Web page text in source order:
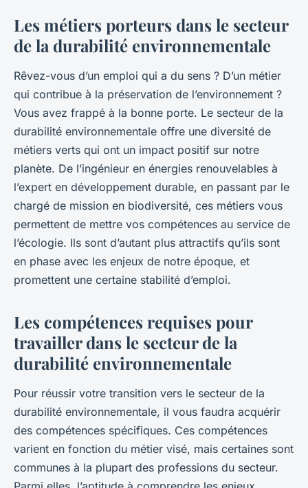
Les métiers porteurs dans le secteur
de la durabilité environnementale
Rêvez-vous d’un emploi qui a du sens ? D’un métier
qui contribue à la préservation de l’environnement ?
Vous avez frappé à la bonne porte. Le secteur de la
durabilité environnementale offre une diversité de
métiers verts qui ont un impact positif sur notre
planète. De l’ingénieur en énergies renouvelables à
l’expert en développement durable, en passant par le
chargé de mission en biodiversité, ces métiers vous
permettent de mettre vos compétences au service de
l’écologie. Ils sont d’autant plus attractifs qu’ils sont
en phase avec les enjeux de notre époque, et
promettent une certaine stabilité d’emploi.
Les compétences requises pour
travailler dans le secteur de la
durabilité environnementale
Pour réussir votre transition vers le secteur de la
durabilité environnementale, il vous faudra acquérir
des compétences spécifiques. Ces compétences
varient en fonction du métier visé, mais certaines sont
communes à la plupart des professions du secteur.